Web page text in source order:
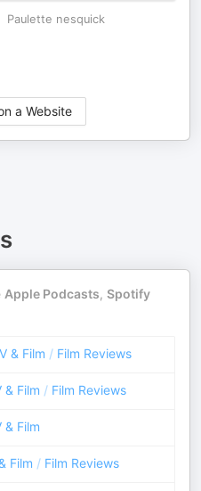
Paulette nesquick
a Website
Apple Podcasts, Spotify
& Film / Film Reviews
& Film / Film Reviews
& Film
Film / Film Reviews